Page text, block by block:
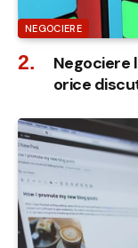
NEGOCIERE
Negociere
orice